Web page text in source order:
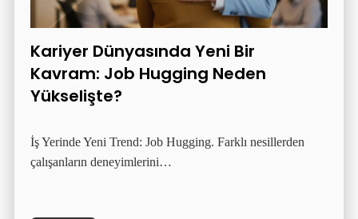
Kariyer Dünyasında Yeni Bir
Kavram: Job Hugging Neden
Yükselişte?
İş Yerinde Yeni Trend: Job Hugging. Farklı nesillerden
çalışanların deneyimlerini…